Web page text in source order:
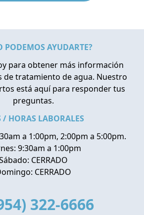
PODEMOS AYUDARTE?
para obtener más información
tratamiento de agua. Nuestro
está aquí para responder tus
preguntas.
/ HORAS LABORALES
a 1:00pm, 2:00pm a 5:00pm.
9:30am a 1:00pm
CERRADO
CERRADO
322-6666